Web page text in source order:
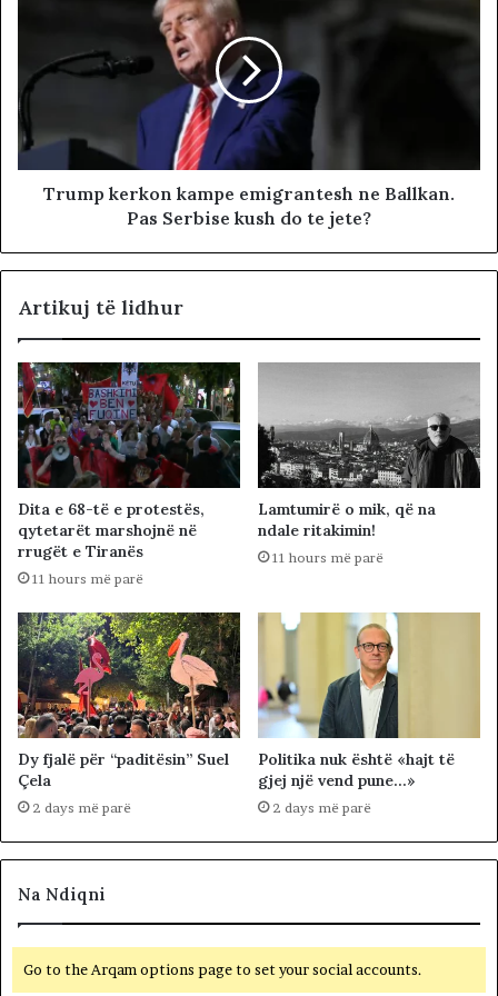
Trump kerkon kampe emigrantesh ne Ballkan.
Pas Serbise kush do te jete?
Artikuj të lidhur
Dita e 68-të e protestës,
qytetarët marshojnë në
rrugët e Tiranës
11 hours më parë
Lamtumirë o mik, që na
ndale ritakimin!
11 hours më parë
Dy fjalë për “paditësin” Suel
Çela
2 days më parë
Politika nuk është «hajt të
gjej një vend pune…»
2 days më parë
Na Ndiqni
Go to the Arqam options page to set your social accounts.